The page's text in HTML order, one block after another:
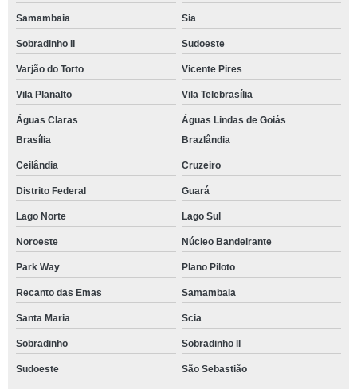
Samambaia Sia
Sobradinho II Sudoeste
Varjão do Torto Vicente Pires
Vila Planalto Vila Telebrasília
Águas Claras
Águas Lindas de Goiás
Brasília
Brazlândia
Ceilândia Cruzeiro
Distrito Federal Guará
Lago Norte Lago Sul
Noroeste Núcleo Bandeirante
Park Way Plano Piloto
Recanto das Emas Samambaia
Santa Maria Scia
Sobradinho Sobradinho ll
Sudoeste São Sebastião